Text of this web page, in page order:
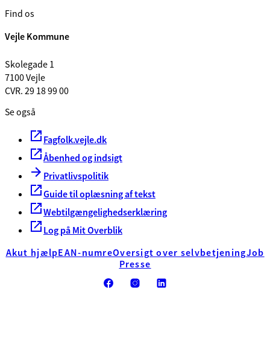
Find os
Vejle Kommune
Skolegade 1
7100 Vejle
CVR. 29 18 99 00
Se også
Fagfolk.vejle.dk
Åbenhed og indsigt
Privatlivspolitik
Guide til oplæsning af tekst
Webtilgængelighedserklæring
Log på Mit Overblik
Akut hjælpEAN-numreOversigt over selvbetjeningJob
Presse